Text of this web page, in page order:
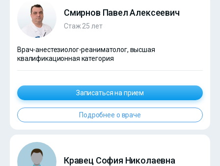
Смирнов Павел Алексеевич
Стаж 25 лет
Врач-анестезиолог-реаниматолог, высшая
квалификационная категория
Записаться на прием
Подробнее о враче
Кравец София Николаевна